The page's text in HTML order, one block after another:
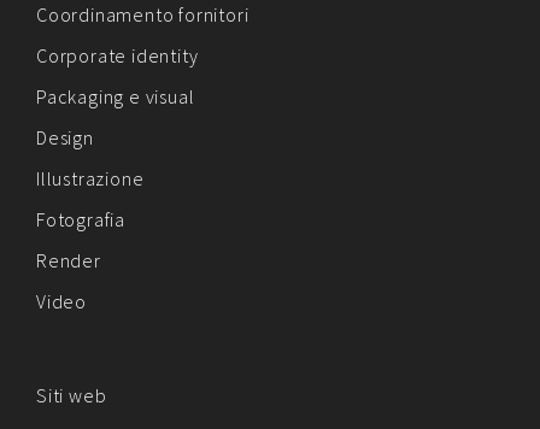
Coordinamento fornitori
Corporate identity
Packaging e visual
Design
Illustrazione
Fotografia
Render
Video
Siti web